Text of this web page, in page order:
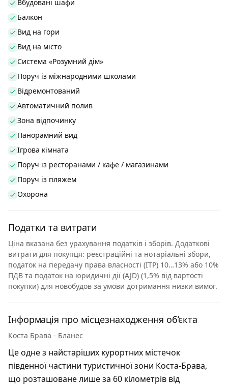
Вбудовані шафи
Балкон
Вид на гори
Вид на місто
Система «Розумний дім»
Поруч із міжнародними школами
Відремонтований
Автоматичний полив
Зона відпочинку
Панорамний вид
Ігрова кімната
Поруч із ресторанами / кафе / магазинами
Поруч із пляжем
Охорона
Податки та витрати
Ціна вказана без урахування податків і зборів. Додаткові
витрати для покупця: реєстраційні та нотаріальні збори,
податок на передачу права власності (ITP) 10…13% або 10%
ПДВ та податок на юридичні дії (AJD) (1,5% від вартості
покупки) для новобудов за умови дотримання низки вимог.
Інформація про місцезнаходження об’єкта
Коста Брава - Бланес
Це одне з найстаріших курортних містечок
південної частини туристичної зони Коста-Брава,
що розташоване лише за 60 кілометрів від